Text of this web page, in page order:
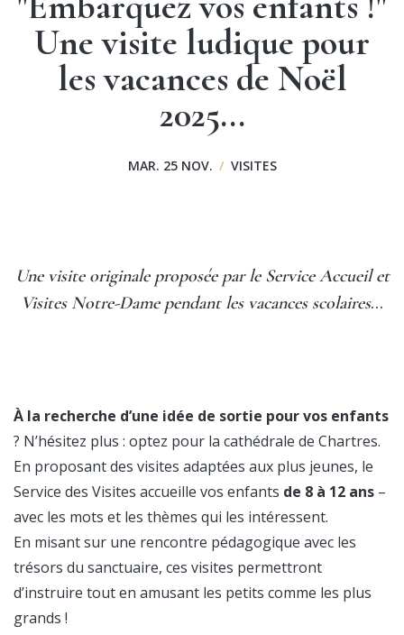
Une visite ludique pour
les vacances de Noël
2025...
MAR. 25 NOV. / VISITES
Une visite originale proposée par le Service Accueil et
Visites Notre-Dame pendant les vacances scolaires…
À la recherche d’une idée de sortie pour vos enfants
? N’hésitez plus : optez pour la cathédrale de Chartres.
En proposant des visites adaptées aux plus jeunes, le
Service des Visites accueille vos enfants de 8 à 12 ans –
avec les mots et les thèmes qui les intéressent.
En misant sur une rencontre pédagogique avec les
trésors du sanctuaire, ces visites permettront
d’instruire tout en amusant les petits comme les plus
grands !